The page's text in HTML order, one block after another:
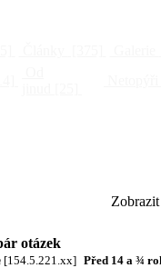
otázek
[154.5.221.xx] Před 14 a ¾